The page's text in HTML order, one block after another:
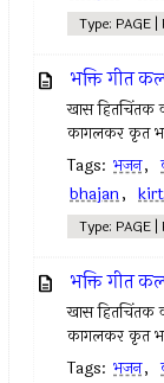
Type: PAGE
भक्ति गीत
खास हितचिंतक व
कागलकर कृत
Tags: भजन,
bhajan,
Type: PAGE
भक्ति गीत
खास हितचिंतक व
कागलकर कृत
Tags: भजन,